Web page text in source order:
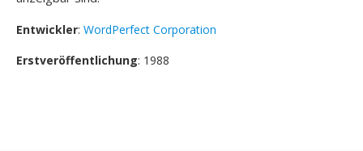
Entwickler: WordPerfect Corporation
Erstveröffentlichung: 1988